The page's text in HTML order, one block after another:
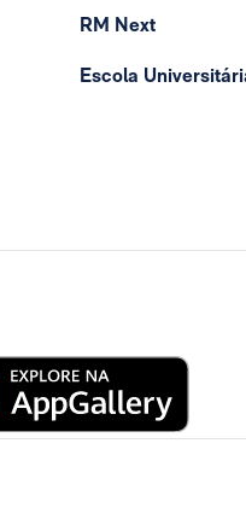
RM Next
Escola